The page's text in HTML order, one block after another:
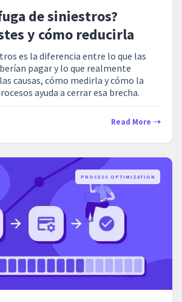
de siniestros?
y cómo reducirla
es la diferencia entre lo que las
pagar y lo que realmente
causas, cómo medirla y cómo la
ayuda a cerrar esa brecha.
Read More
PROCESS OPTIMIZATION